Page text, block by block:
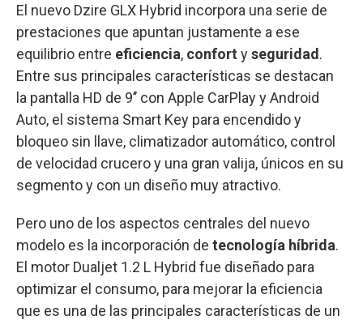
El nuevo Dzire GLX Hybrid incorpora una serie de
prestaciones que apuntan justamente a ese
equilibrio entre eficiencia, confort yseguridad .
Entre sus principales características se destacan
la pantalla HD de 9’’ con Apple CarPlay y Android
Auto, el sistema Smart Key para encendido y
bloqueo sin llave, climatizador automático, control
de velocidad crucero y una gran valija, únicos en su
segmento y con un diseño muy atractivo.
Pero uno de los aspectos centrales del nuevo
modelo es la incorporación de tecnología híbrida.
El motor Dualjet 1.2 L Hybrid fue diseñado para
optimizar el consumo, para mejorar la eficiencia
que es una de las principales características de un